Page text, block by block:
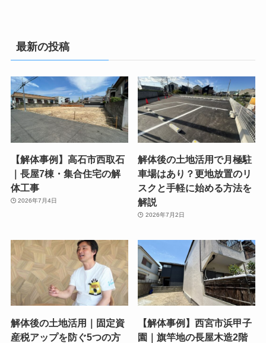
最新の投稿
【解体事例】高石市西取石
｜長屋7棟・集合住宅の解
体工事
2026年7月4日
解体後の土地活用で月極駐
車場はあり？更地放置のリ
スクと手軽に始める方法を
解説
2026年7月2日
解体後の土地活用｜固定資
産税アップを防ぐ5つの方
【解体事例】西宮市浜甲子
園｜旗竿地の長屋木造2階